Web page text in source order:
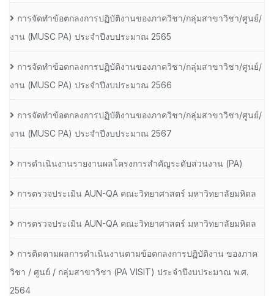
การจัดทำข้อตกลงการปฏิบัติงานของภาควิชา/กลุ่มสาขาวิชา/ศูนย์/
งาน (MUSC PA) ประจำปีงบประมาณ 2565
การจัดทำข้อตกลงการปฏิบัติงานของภาควิชา/กลุ่มสาขาวิชา/ศูนย์/
งาน (MUSC PA) ประจำปีงบประมาณ 2566
การจัดทำข้อตกลงการปฏิบัติงานของภาควิชา/กลุ่มสาขาวิชา/ศูนย์/
งาน (MUSC PA) ประจำปีงบประมาณ 2567
การดำเนินงานรายงานผลโครงการสำคัญระดับส่วนงาน (PA)
การตรวจประเมิน AUN-QA คณะวิทยาศาสตร์ มหาวิทยาลัยมหิดล
การตรวจประเมิน AUN-QA คณะวิทยาศาสตร์ มหาวิทยาลัยมหิดล
การติดตามผลการดำเนินงานตามข้อตกลงการปฏิบัติงาน ของภาค
วิชา / ศูนย์ / กลุ่มสาขาวิชา (PA VISIT) ประจำปีงบประมาณ พ.ศ.​
2564